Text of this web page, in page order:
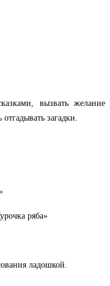
вызвать желание
загадки.
ряба»
ладошкой.